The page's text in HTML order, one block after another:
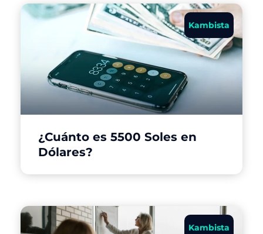
Kambista
¿Cuánto es 5500 Soles en
Dólares?
Kambista